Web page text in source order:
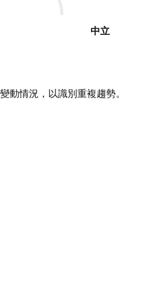
中立
動情況，以識別重複趨勢。